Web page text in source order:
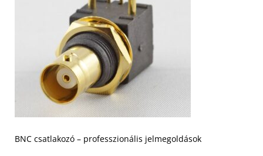
BNC csatlakozó – professzionális jelmegoldások